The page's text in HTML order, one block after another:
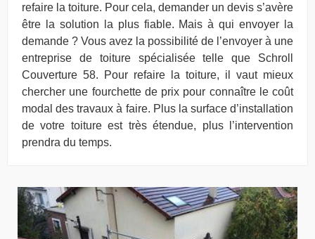
refaire la toiture. Pour cela, demander un devis s’avère
être la solution la plus fiable. Mais à qui envoyer la
demande ? Vous avez la possibilité de l’envoyer à une
entreprise de toiture spécialisée telle que Schroll
Couverture 58. Pour refaire la toiture, il vaut mieux
chercher une fourchette de prix pour connaître le coût
modal des travaux à faire. Plus la surface d’installation
de votre toiture est très étendue, plus l’intervention
prendra du temps.